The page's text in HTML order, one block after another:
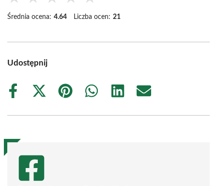
Średnia ocena: 4.64 Liczba ocen: 21
Udostępnij
Share
Share
(Twitter)
Share
Share
Share
Share